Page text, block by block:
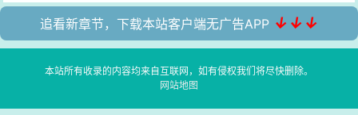
追看新章节，下载本站客户端无广告APP ↓↓↓
本站所有收录的内容均来自互联网，如有侵权我们将尽快删除。
网站地图